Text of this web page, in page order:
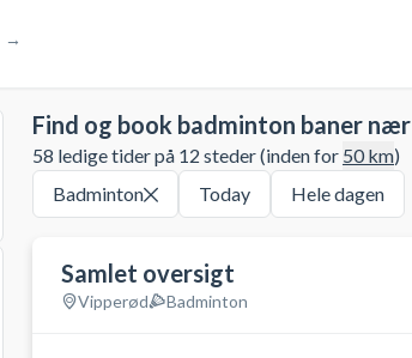
→
Find og book badminton baner nær
58 ledige tider på 12 steder (inden for 50km)
Badminton Today Hele dagen
Samlet oversigt
Vipperød Badminton